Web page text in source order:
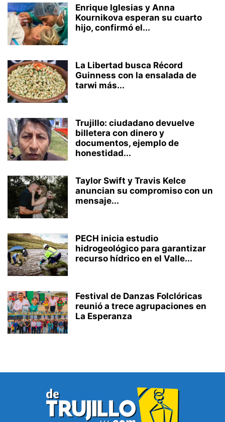
Enrique Iglesias y Anna
Kournikova esperan su cuarto
hijo, confirmó el...
La Libertad busca Récord
Guinness con la ensalada de
tarwi más...
Trujillo: ciudadano devuelve
billetera con dinero y
documentos, ejemplo de
honestidad...
Taylor Swift y Travis Kelce
anuncian su compromiso con un
mensaje...
PECH inicia estudio
hidrogeológico para garantizar
recurso hídrico en el Valle...
Festival de Danzas Folclóricas
reunió a trece agrupaciones en
La Esperanza